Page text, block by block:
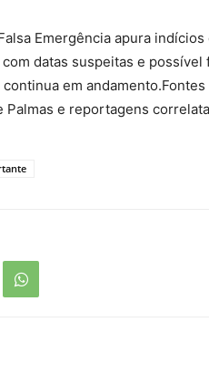
Emergência apura
datas suspeitas e
em
Palmas e reportagens